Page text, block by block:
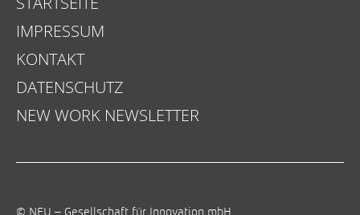
IMPRESSUM
KONTAKT
DATENSCHUTZ
NEW WORK NEWSLETTER
© NEU – Gesellschaft für Innovation mbH